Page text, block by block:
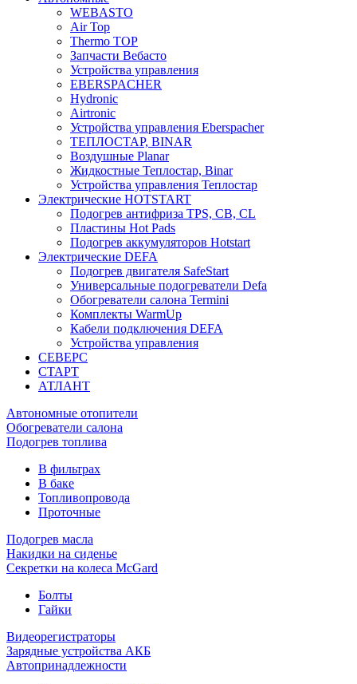
WEBASTO
Air Top
Thermo TOP
Запчасти Вебасто
Устройства управления
EBERSPACHER
Hydronic
Airtronic
Устройства управления Eberspacher
ТЕПЛОСТАР, BINAR
Воздушные Planar
Жидкостные Теплостар, Binar
Устройства управления Теплостар
Электрические HOTSTART
Подогрев антифриза TPS, CB, CL
Пластины Hot Pads
Подогрев аккумуляторов Hotstart
Электрические DEFA
Подогрев двигателя SafeStart
Универсальные подогреватели Defa
Обогреватели салона Termini
Комплекты WarmUp
Кабели подключения DEFA
Устройства управления
СЕВЕРС
СТАРТ
АТЛАНТ
Автономные отопители
Обогреватели салона
Подогрев топлива
В фильтрах
В баке
Топливопровода
Проточные
Подогрев масла
Накидки на сиденье
Секретки на колеса McGard
Болты
Гайки
Видеорегистраторы
Зарядные устройства АКБ
Автопринадлежности